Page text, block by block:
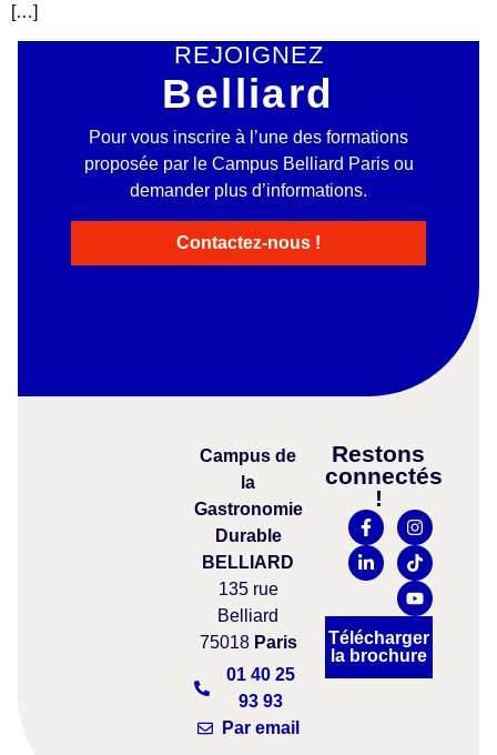
[…]
REJOIGNEZ
Belliard
Pour vous inscrire à l’une des formations
proposée par le Campus Belliard Paris ou
demander plus d’informations.
Contactez-nous !
Campusde
la
Gastronomie
Durable
BELLIARD
135 rue
Belliard
75018 Paris
01 40 25
93 93
Par email
Restons
connectés
!
Télécharger
la brochure